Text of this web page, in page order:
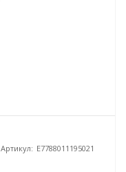
Артикул: E7788011195021